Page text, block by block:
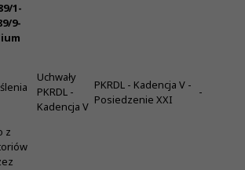
1-
9-
z
Uchwały
PKRDL -
Kadencja V
PKRDL - Kadencja V -
Posiedzenie XXI
-